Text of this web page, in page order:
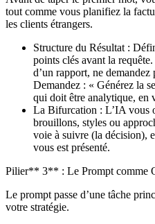
tout comme vous planifiez la
les clients étrangers.
Structure du Résultat :
points clés avant la
d’un rapport, ne
Demandez : « Générez la
qui doit être analytique, en
La Bifurcation : L’IA vous
brouillons, styles ou
voie à suivre (la décision),
vous est présenté.
Pilier** 3** : Le Prompt comme
Le prompt passe d’une tâche
votre stratégie.